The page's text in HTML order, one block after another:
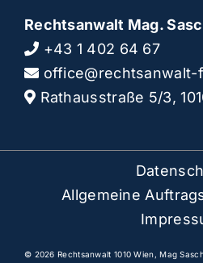
Rechtsanwalt Mag.
+43 1 402 64 67
office@rechtsanwalt-
Rathausstraße 5/3,
Allgemeine
© 2026 Rechtsanwalt 1010 Wien, Mag